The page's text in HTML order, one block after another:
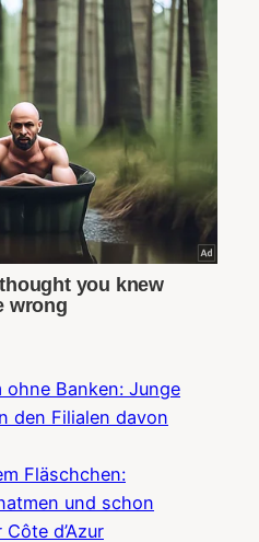
Banken: Junge
den Filialen davon
Fläschchen:
und schon
d’Azur